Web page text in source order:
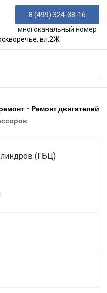
8 (499) 324-38-16
многоканальный номер
вл.2Ж
- Ремонт двигателей
(ГБЦ)